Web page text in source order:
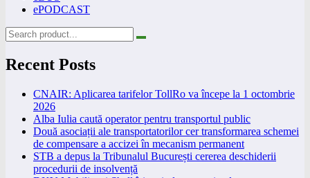
ePODCAST
Recent Posts
CNAIR: Aplicarea tarifelor TollRo va începe la 1 octombrie
2026
Alba Iulia caută operator pentru transportul public
Două asociații ale transportatorilor cer transformarea schemei
de compensare a accizei în mecanism permanent
STB a depus la Tribunalul București cererea deschiderii
procedurii de insolvență